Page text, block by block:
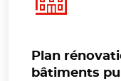
Plan
bâtiments